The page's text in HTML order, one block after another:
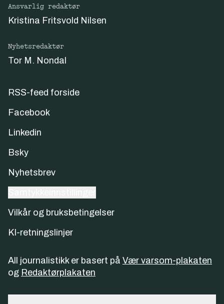
Ansvarlig redaktør
Kristina Fritsvold Nilsen
Nyhetsredaktør
Tor M. Nondal
RSS-feed forside
Facebook
Linkedin
Bsky
Nyhetsbrev
Vilkår og bruksbetingelser
KI-retningslinjer
All journalistikk er basert på Vær varsom-plakaten
og Redaktørplakaten